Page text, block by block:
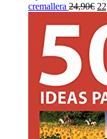
cremallera 24,90€ El